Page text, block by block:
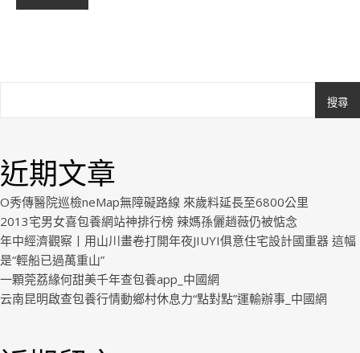
搜尋
近期文章
O秀傳醫院巡檢neMap無障礙路線 來歲料延長至6800公里
2013宅男女喜包養網站神排行榜 辣媽孫儷趙薇仍被惦念
年中經濟觀察丨用山川畫卷打開年夜JIUYI俱意住宅設計國重器 這幅
是“輕船已過萬重山”
一顆莞荔緣何甜美千年查包養app_中國網
云南昆明啟查包養行情動鄉村休息力“點對點”運輸辦事_中國網
Royal.